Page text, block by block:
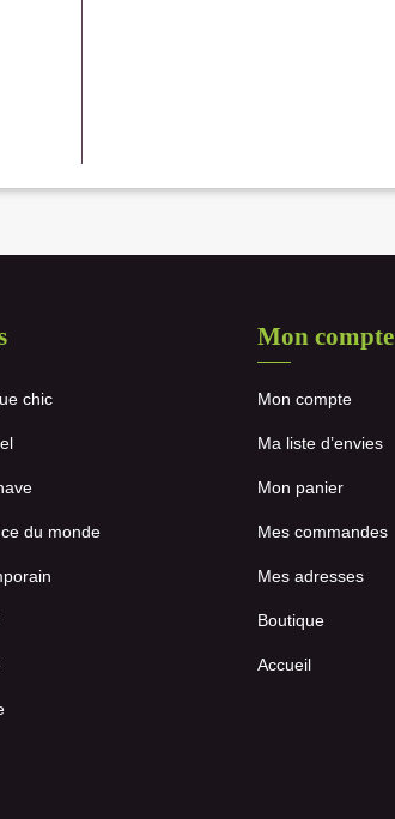
chic
du monde
Mon compte
Mon compte
Ma liste d’envies
Mon panier
Mes commandes
Mes adresses
Boutique
Accueil